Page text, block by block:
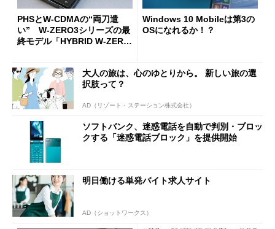
PHSとW-CDMAの“両刀遣
い” W-ZERO3シリーズの最
終モデル「HYBRID W-ZERO
Windows 10 Mobileは第3の
OSになれるか！？
大人の旅は、心のゆとりから。 新しい旅の選
択肢って？
AD（リゾート・ステーション株式会社）
ソフトバンク、迷惑電話を自動で判別・ブロッ
クする「迷惑電話ブロック」を提供開始
明日働ける単発バイト求人サイト
AD（ショットワークス）